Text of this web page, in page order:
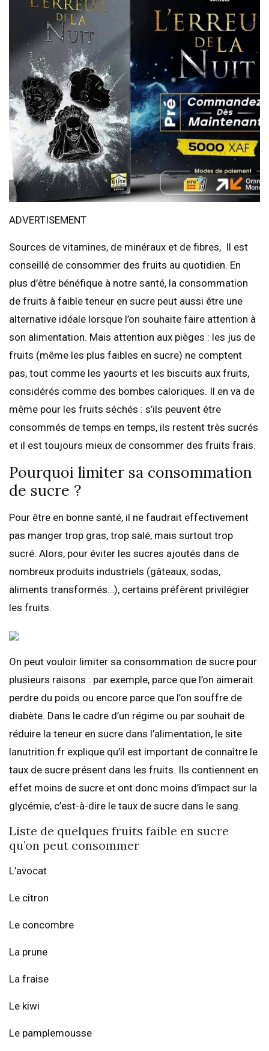
ADVERTISEMENT
Sources de vitamines, de minéraux et de fibres, Il est
conseillé de consommer des fruits au quotidien. En
plus d’être bénéfique à notre santé, la consommation
de fruits à faible teneur en sucre peut aussi être une
alternative idéale lorsque l’on souhaite faire attention à
son alimentation. Mais attention aux pièges : les jus de
fruits (même les plus faibles en sucre) ne comptent
pas, tout comme les yaourts et les biscuits aux fruits,
considérés comme des bombes caloriques. Il en va de
même pour les fruits séchés : s’ils peuvent être
consommés de temps en temps, ils restent très sucrés
et il est toujours mieux de consommer des fruits frais.
Pourquoi limiter sa consommation
de sucre ?
Pour être en bonne santé, il ne faudrait effectivement
pas manger trop gras, trop salé, mais surtout trop
sucré. Alors, pour éviter les sucres ajoutés dans de
nombreux produits industriels (gâteaux, sodas,
aliments transformés…), certains préfèrent privilégier
les fruits.
On peut vouloir limiter sa consommation de sucre pour
plusieurs raisons : par exemple, parce que l’on aimerait
perdre du poids ou encore parce que l’on souffre de
diabète. Dans le cadre d’un régime ou par souhait de
réduire la teneur en sucre dans l’alimentation, le site
lanutrition.fr explique qu’il est important de connaître le
taux de sucre présent dans les fruits. Ils contiennent en
effet moins de sucre et ont donc moins d’impact sur la
glycémie, c’est-à-dire le taux de sucre dans le sang.
Liste de quelques fruits faible en sucre
qu’on peut consommer
L’avocat
Le citron
Le concombre
La prune
La fraise
Le kiwi
Le pamplemousse